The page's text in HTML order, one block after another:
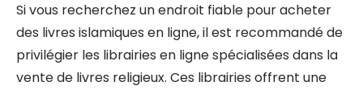
Si vous recherchez un endroit fiable pour acheter
des livres islamiques en ligne, il est recommandé de
privilégier les librairies en ligne spécialisées dans la
vente de livres religieux. Ces librairies offrent une